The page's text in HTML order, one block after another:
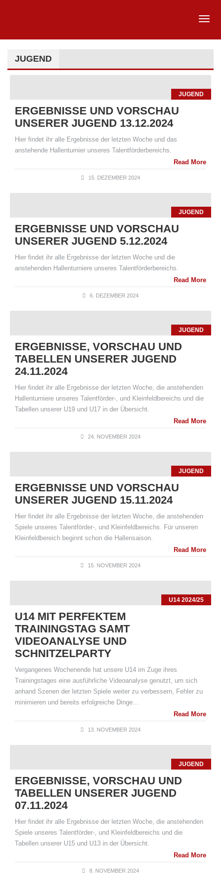
JUGEND
JUGEND
ERGEBNISSE UND VORSCHAU
UNSERER JUGEND 13.12.2024
Hier findet ihr alle Ergebnisse der letzten Woche und das
anstehende Hallenturnier unseres Talentförderbereichs.
Read More
15. DEZEMBER 2024
JUGEND
ERGEBNISSE UND VORSCHAU
UNSERER JUGEND 5.12.2024
Hier findet ihr alle Ergebnisse der letzten Woche und die
anstehenden Hallenturniere unseres Talentförderbereichs.
Read More
6. DEZEMBER 2024
JUGEND
ERGEBNISSE, VORSCHAU UND
TABELLEN UNSERER JUGEND
24.11.2024
Hier findet ihr alle Ergebnisse der letzten Woche, die anstehenden
Hallenturniere unseres Talentförder-, und Kleinfeldbereichs und die
Tabellen unserer U19 und U17 in der Übersicht.
Read More
24. NOVEMBER 2024
JUGEND
ERGEBNISSE UND VORSCHAU
UNSERER JUGEND 15.11.2024
Hier findet ihr alle Ergebnisse der letzten Woche, die anstehenden
Spiele unseres Talentförder-, und Kleinfeldbereichs. Für unseren
Kleinfeldbereich beginnt schon die Hallensaison.
Read More
15. NOVEMBER 2024
U14 2024/25
U14 MIT PERFEKTEM
TRAININGSTAG SAMT
VIDEOANALYSE UND
SCHNITZELPARTY
Vergangenes Wochenende hat unsere U14 im Zuge ihres
Trainingstages eine ausführliche Videoanalyse genutzt, um sich
anhand Szenen der letzten Spiele weiter zu verbessern, Fehler zu
minimieren und bereits erfolgreiche Dinge…
Read More
13. NOVEMBER 2024
JUGEND
ERGEBNISSE, VORSCHAU UND
TABELLEN UNSERER JUGEND
07.11.2024
Hier findet ihr alle Ergebnisse der letzten Woche, die anstehenden
Spiele unseres Talentförder-, und Kleinfeldbereichs und die
Tabellen unserer U15 und U13 in der Übersicht.
Read More
8. NOVEMBER 2024